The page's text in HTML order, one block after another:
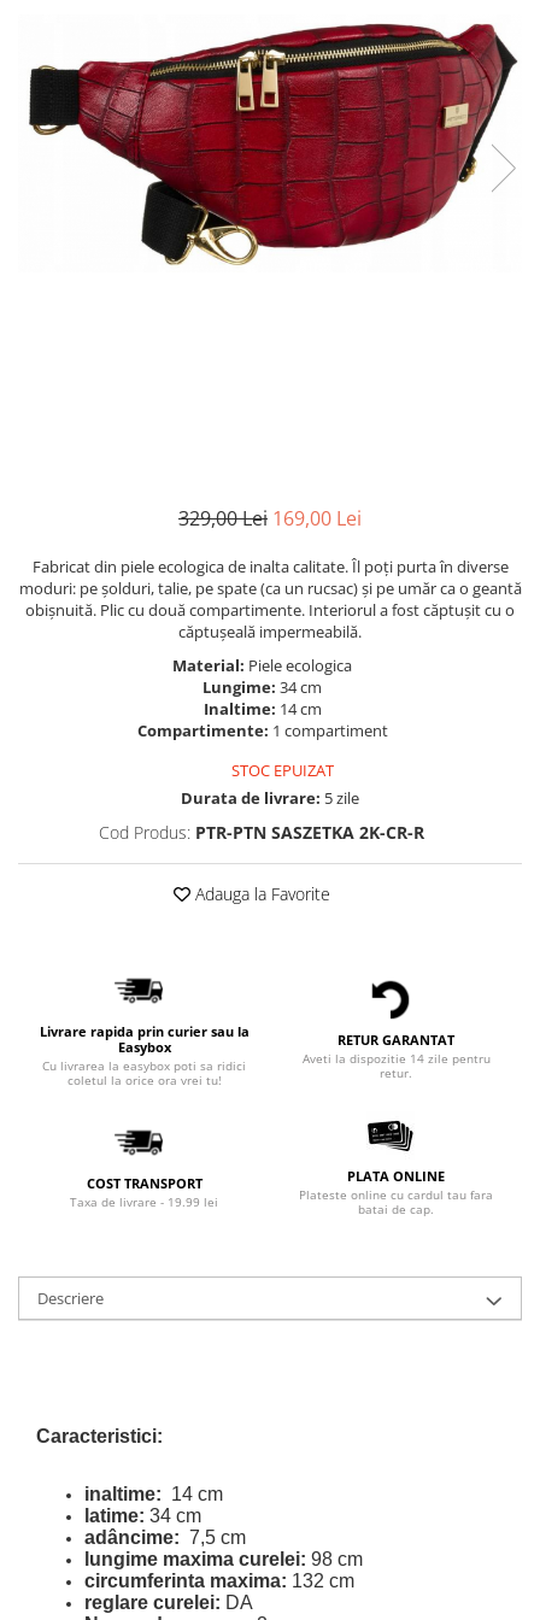
329,00 Lei 169,00 Lei
Fabricat din piele ecologica de inalta calitate. Îl poți purta în diverse
moduri: pe șolduri, talie, pe spate (ca un rucsac) și pe umăr ca o geantă
obișnuită. Plic cu două compartimente. Interiorul a fost căptușit cu o
căptușeală impermeabilă.
Material: Piele ecologica
Lungime: 34 cm
Inaltime: 14 cm
Compartimente: 1 compartiment
STOC EPUIZAT
Durata de livrare: 5 zile
Cod Produs: PTR-PTN SASZETKA 2K-CR-R
Adauga la Favorite
Livrare rapida prin curier sau la
Easybox
Cu livrarea la easybox poti sa ridici
coletul la orice ora vrei tu!
RETUR GARANTAT
Aveti la dispozitie 14 zile pentru
retur.
COST TRANSPORT
Taxa de livrare - 19.99 lei
PLATA ONLINE
Plateste online cu cardul tau fara
batai de cap.
Descriere
Caracteristici:
inaltime: 14 cm
latime: 34 cm
adâncime: 7,5 cm
lungime maxima curelei: 98 cm
circumferinta maxima: 132 cm
reglare curelei: DA